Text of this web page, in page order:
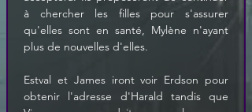
à chercher les filles pour s'assurer
qu'elles sont en santé, Mylène n'ayant
plus de nouvelles d'elles.
Estval et James iront voir Erdson pour
obtenir l'adresse d'Harald tandis que